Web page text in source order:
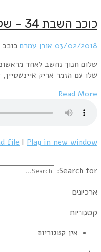
על המוזיקה הפופולרית
זכתה להערכה גדולה הן…